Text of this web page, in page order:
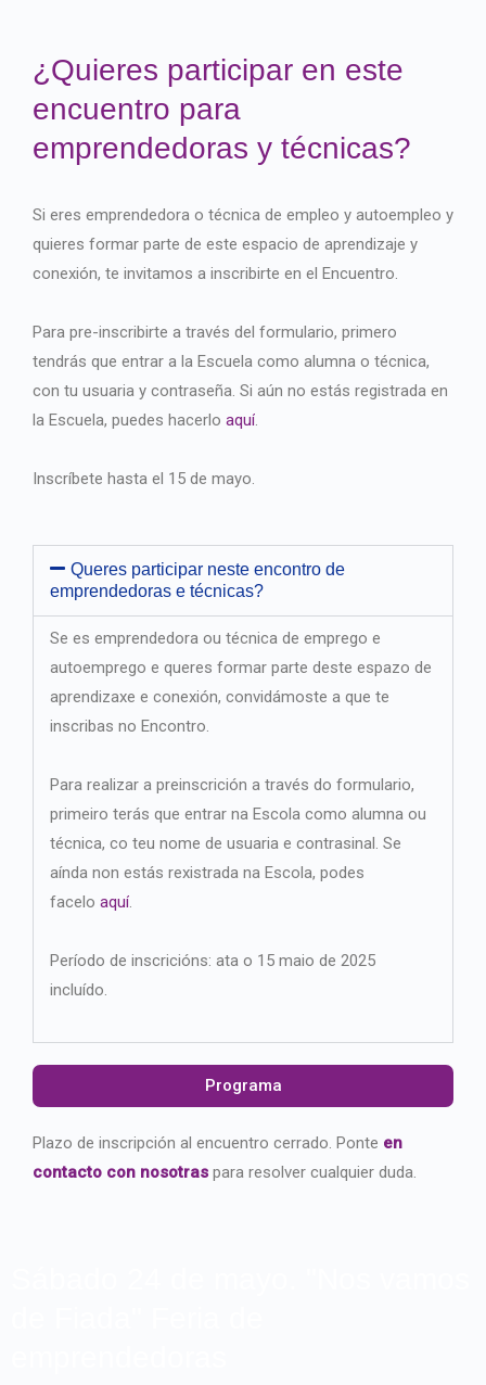
¿Quieres participar en este
encuentro para
emprendedoras y técnicas?
Si eres emprendedora o técnica de empleo y autoempleo y
quieres formar parte de este espacio de aprendizaje y
conexión, te invitamos a inscribirte en el Encuentro.
Para pre-inscribirte a través del formulario, primero
tendrás que entrar a la Escuela como alumna o técnica,
con tu usuaria y contraseña. Si aún no estás registrada en
la Escuela, puedes hacerlo aquí.
Inscríbete hasta el 15 de mayo.
Queres participar neste encontro de
emprendedoras e técnicas?
Se es emprendedora ou técnica de emprego e
autoemprego e queres formar parte deste espazo de
aprendizaxe e conexión, convidámoste a que te
inscribas no Encontro.
Para realizar a preinscrición a través do formulario,
primeiro terás que entrar na Escola como alumna ou
técnica, co teu nome de usuaria e contrasinal. Se
aínda non estás rexistrada na Escola, podes
facelo aquí.
Período de inscricións: ata o 15 maio de 2025
incluído.
Programa
Plazo de inscripción al encuentro cerrado. Ponte en
contacto con nosotras para resolver cualquier duda.